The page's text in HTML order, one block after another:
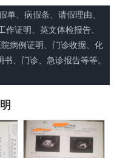
、病假条、请假理由、
证明、英文体检报告、
病例证明、门诊收据、化
、门诊、急诊报告等等。